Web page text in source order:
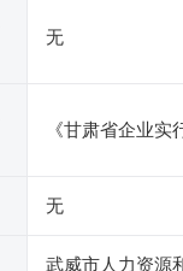
无
《甘肃省企业
无
武威市人力资源